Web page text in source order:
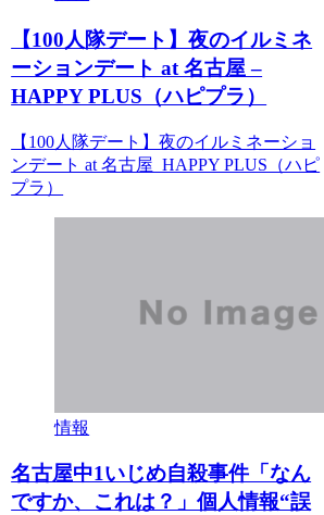
【100人隊デート】夜のイルミネ
ーションデート at 名古屋 –
HAPPY PLUS（ハピプラ）
【100人隊デート】夜のイルミネーショ
ンデート at 名古屋 HAPPY PLUS（ハピ
プラ）
情報
名古屋中1いじめ自殺事件「なん
ですか、これは？」個人情報“誤